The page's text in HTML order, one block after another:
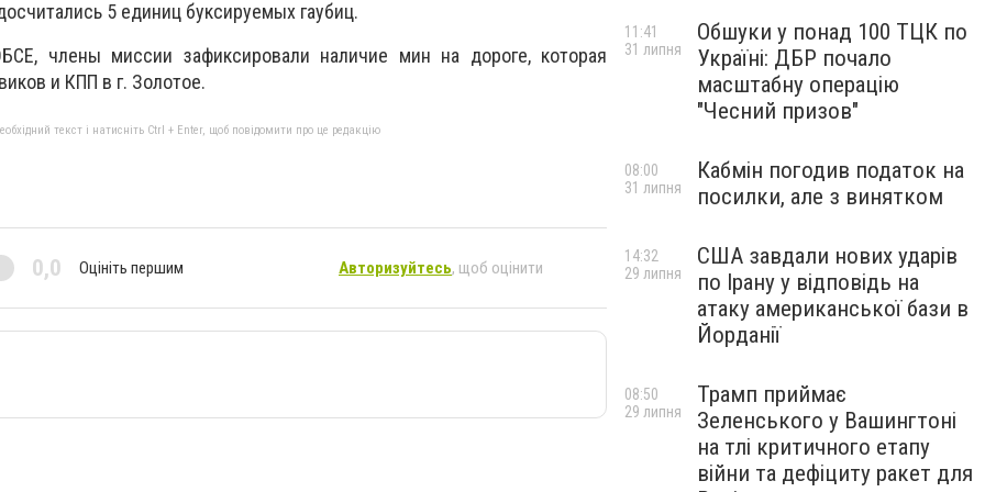
5 единиц буксируемых гаубиц.
члены миссии зафиксировали наличие мин на дороге, которая
и КПП в г. Золотое.
текст і натисніть Ctrl + Enter, щоб повідомити про це редакцію
0,0 Оцініть першим Авторизуйтесь, щоб оцінити
Обшуки у понад 100 ТЦК по
Україні: ДБР почало
масштабну операцію
"Чесний призов"
11:41
31 липня
Кабмін погодив податок на
посилки, але з винятком
08:00
31 липня
США завдали нових ударів
по Ірану у відповідь на
атаку американської бази в
Йорданії
14:32
29 липня
Трамп приймає
Зеленського у Вашингтоні
на тлі критичного етапу
війни та дефіциту ракет для
08:50
29 липня